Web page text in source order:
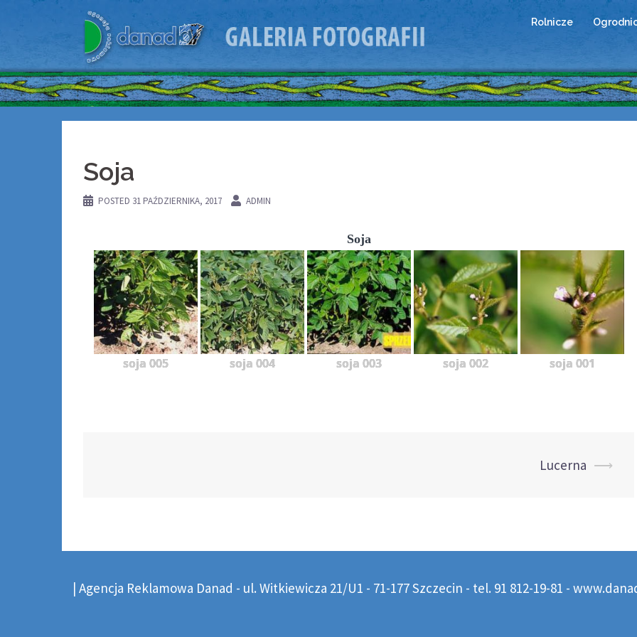
content
Rolnicze
Soja
POSTED 31 PAŹDZIERNIKA, 2017 ADMIN
Soja
soja 005 soja 004 soja 003 soja 002 soja 001
Lucerna ⟶
| Agencja Reklamowa Danad - ul. Witkiewicza 21/U1 - 71-177 Szczecin - tel. 91 812-19-81 -